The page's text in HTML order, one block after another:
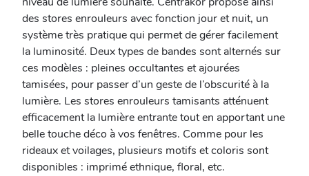
des stores enrouleurs avec fonction jour et nuit, un
système très pratique qui permet de gérer facilement
la luminosité. Deux types de bandes sont alternés sur
ces modèles : pleines occultantes et ajourées
tamisées, pour passer d’un geste de l’obscurité à la
lumière. Les stores enrouleurs tamisants atténuent
efficacement la lumière entrante tout en apportant une
belle touche déco à vos fenêtres. Comme pour les
rideaux et voilages, plusieurs motifs et coloris sont
disponibles : imprimé ethnique, floral, etc.